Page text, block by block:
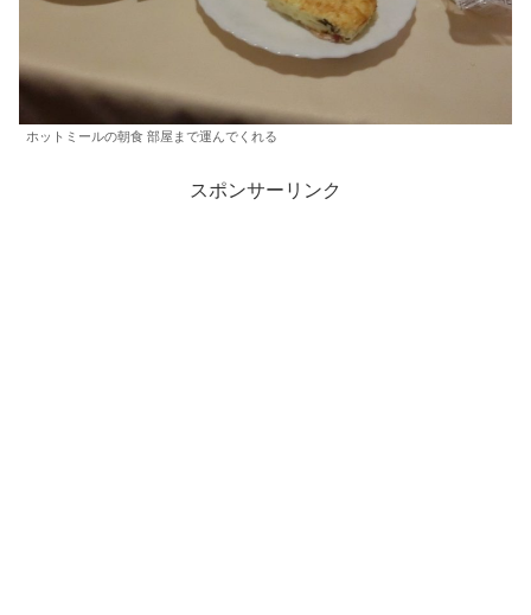
ホットミールの朝食 部屋まで運んでくれる
スポンサーリンク